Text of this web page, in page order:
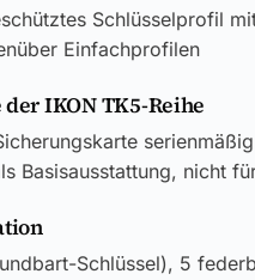
Schlüsselprofil
Einfachprofilen
IKON TK5-Reihe
Basisausstattung, nicht
Schlüssel), 5